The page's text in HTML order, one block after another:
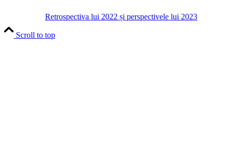
Retrospectiva lui 2022 și perspectivele lui 2023
Scroll to top